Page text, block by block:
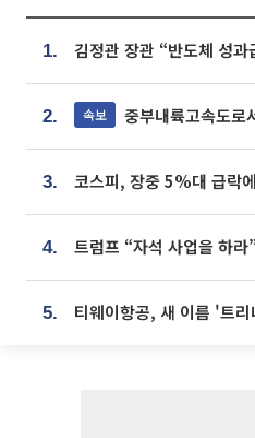
1.
2. 속보 중부내륙고속도로
3.
4.
5.